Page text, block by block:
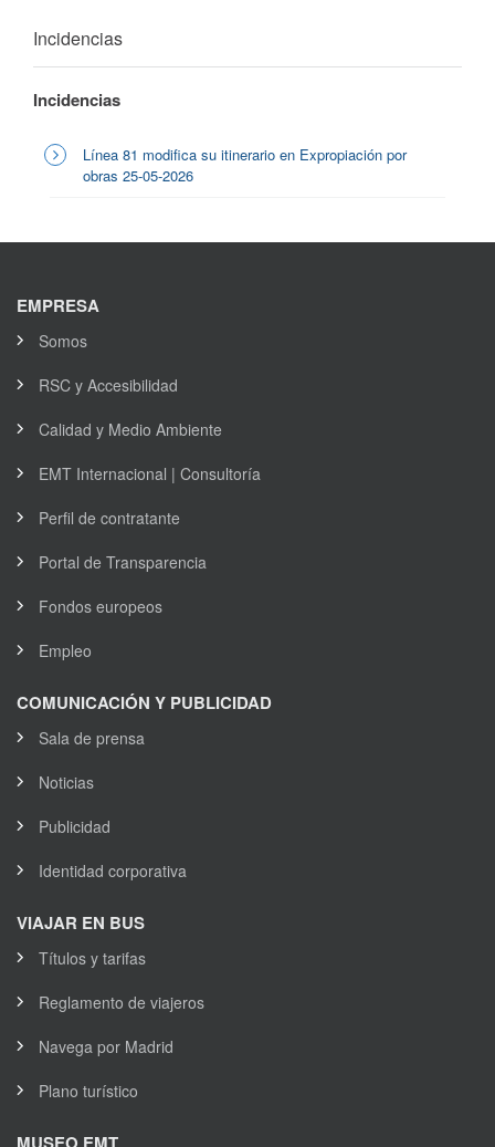
Incidencias
Incidencias
Línea 81 modifica su itinerario en Expropiación por
obras 25-05-2026
EMPRESA
Somos
RSC y Accesibilidad
Calidad y Medio Ambiente
EMT Internacional | Consultoría
Perfil de contratante
Portal de Transparencia
Fondos europeos
Empleo
COMUNICACIÓN Y PUBLICIDAD
Sala de prensa
Noticias
Publicidad
Identidad corporativa
VIAJAR EN BUS
Títulos y tarifas
Reglamento de viajeros
Navega por Madrid
Plano turístico